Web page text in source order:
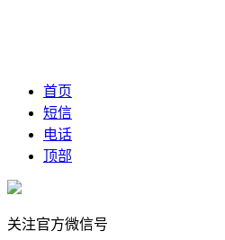
首页
短信
电话
顶部
关注官方微信号